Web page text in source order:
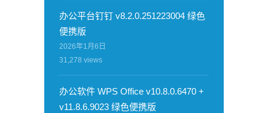
办公平台钉钉 v8.2.0.251223004 绿色
便携版
2026年1月6日
31,278 views
办公软件 WPS Office v10.8.0.6470 +
v11.8.6.9023 绿色便携版